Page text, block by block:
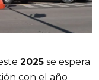
2025 se espera
con el año